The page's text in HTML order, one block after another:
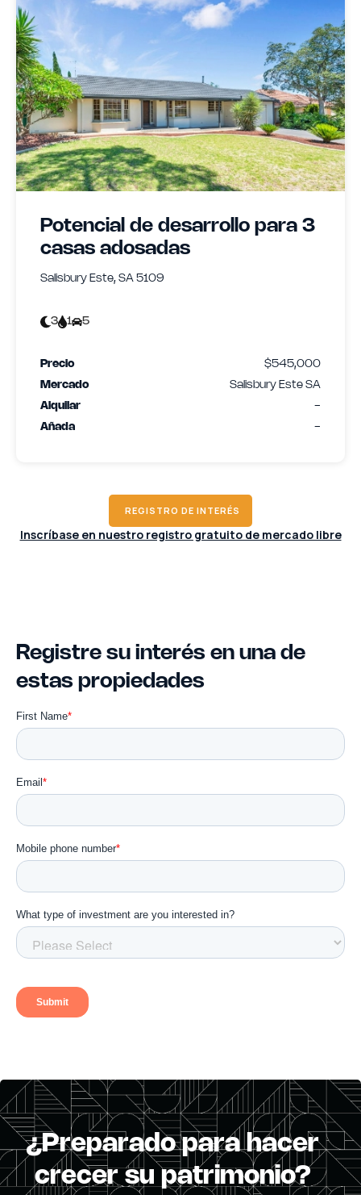
Potencial de desarrollo para 3
casas adosadas
Salisbury Este, SA 5109
3 1 5
Precio
$545,000
Mercado
Salisbury Este SA
Alquilar
-
Añada
-
REGISTRO DE INTERÉS
Inscríbase en nuestro registro gratuito de mercado libre
Registre su interés en una de
estas propiedades
¿Preparado para hacer
crecer su patrimonio?